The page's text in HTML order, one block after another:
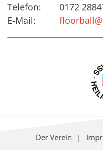
Telefon:
0172
E-Mail:
Der Verein